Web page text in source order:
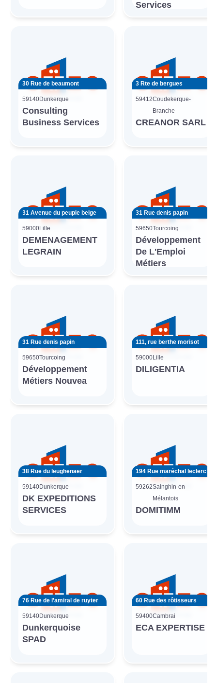
Services
30 Rue de beaumont
59140Dunkerque
Consulting
Business Services
3 Rte de bergues
59412Coudekerque-
Branche
CREANOR SARL
31 Avenue du peuple belge
59000Lille
DEMENAGEMENT
LEGRAIN
31 Rue denis papin
59650Tourcoing
Développement
De L'Emploi
Métiers
31 Rue denis papin
59650Tourcoing
Développement
Métiers Nouvea
111, rue berthe morisot
59000Lille
DILIGENTIA
38 Rue du leughenaer
59140Dunkerque
DK EXPEDITIONS
SERVICES
194 Rue maréchal leclerc
59262Sainghin-en-
Mélantois
DOMITIMM
76 Rue de l’amiral de ruyter
59140Dunkerque
Dunkerquoise
SPAD
60 Rue des rôtisseurs
59400Cambrai
ECA EXPERTISE